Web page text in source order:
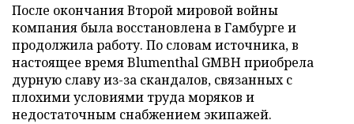
После окончания Второй мировой войны
компания была восстановлена в Гамбурге и
продолжила работу. По словам источника, в
настоящее время Blumenthal GMBH приобрела
дурную славу из-за скандалов, связанных с
плохими условиями труда моряков и
недостаточным снабжением экипажей.